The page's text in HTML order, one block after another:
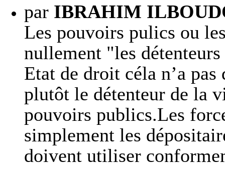
par IBRAHIM
Les pouvoirs pulics ou
nullement "les
Etat de droit céla n’a pas
plutôt le détenteur de la
pouvoirs publics.Les
simplement les
doivent utiliser